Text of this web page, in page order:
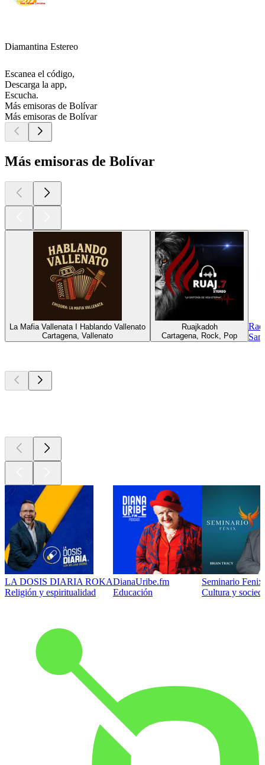
Diamantina Estereo
Escanea el código,
Descarga la app,
Escucha.
Más emisoras de Bolívar
Más emisoras de Bolívar
Más emisoras de Bolívar
La Mafia Vallenata I Hablando Vallenato
Cartagena, Vallenato
Ruajkadoh
Cartagena, Rock, Pop
LA DOSIS DIARIA ROKA
Religión y espiritualidad
DianaUribe.fm
Educación
Seminario
Cultura y